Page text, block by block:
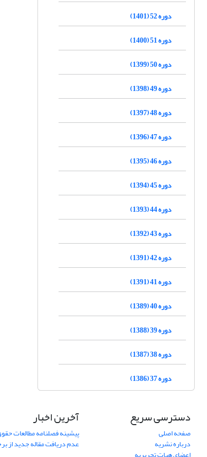
دوره 52 (1401)
دوره 51 (1400)
دوره 50 (1399)
دوره 49 (1398)
دوره 48 (1397)
دوره 47 (1396)
دوره 46 (1395)
دوره 45 (1394)
دوره 44 (1393)
دوره 43 (1392)
دوره 42 (1391)
دوره 41 (1391)
دوره 40 (1389)
دوره 39 (1388)
دوره 38 (1387)
دوره 37 (1386)
دسترسی سریع
صفحه اصلی
درباره نشریه
آخرین اخبار
پیشینه فصلنامه مطالعات
عدم دریافت مقاله جدید از